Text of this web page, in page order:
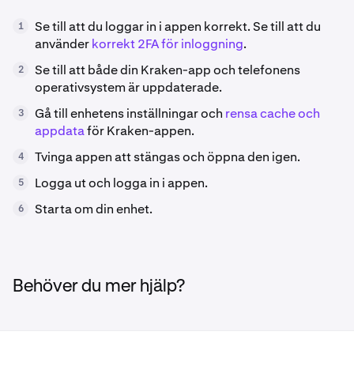
1
Se till att du loggar in i appen korrekt. Se till att du
använderkorrekt 2FA för inloggning.
2
Se till att både din Kraken-app och telefonens
operativsystem är uppdaterade.
3 Gå till enhetens inställningar och rensa cache och
appdataför Kraken-appen.
4 Tvinga appen att stängas och öppna den igen.
5 Logga ut och logga in i appen.
6 Starta om din enhet.
Behöver du mer hjälp?